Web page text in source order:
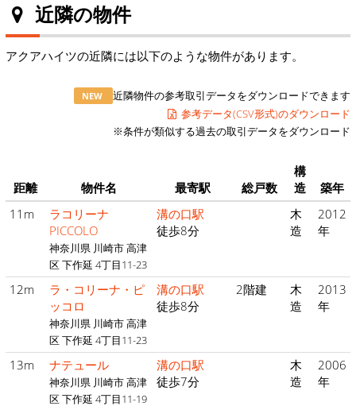
近隣の物件
アクアハイツの近隣には以下のような物件があります。
NEW
近隣物件の参考取引データをダウンロードできます
参考データ(CSV形式)のダウンロード
※条件が類似する過去の取引データをダウンロード
距離 物件名 最寄駅 総戸数
構
造
築年
11m
ラコリーナ
PICCOLO
神奈川県 川崎市 高津
区 下作延 4丁目11-23
溝の口駅
徒歩8分
木
造
2012
年
12m
ラ・コリーナ・ピ
ッコロ
神奈川県 川崎市 高津
区 下作延 4丁目11-23
溝の口駅
徒歩8分
2階建
木
造
2013
年
13m ナテュール
神奈川県 川崎市 高津
区 下作延 4丁目11-19
溝の口駅
徒歩7分
木
造
2006
年